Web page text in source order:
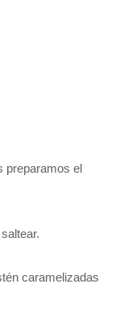
preparamos el
caramelizadas